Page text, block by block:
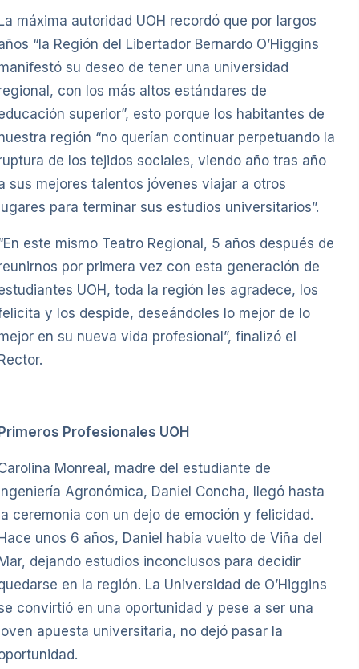
máxima autoridad UOH recordó que por largos
“la Región del Libertador Bernardo O’Higgins
su deseo de tener una universidad
con los más altos estándares de
superior”, esto porque los habitantes de
región “no querían continuar perpetuando la
de los tejidos sociales, viendo año tras año
sus mejores talentos jóvenes viajar a otros
para terminar sus estudios universitarios”.
este mismo Teatro Regional, 5 años después de
por primera vez con esta generación de
UOH, toda la región les agradece, los
y los despide, deseándoles lo mejor de lo
en su nueva vida profesional”, finalizó el
Profesionales UOH
Monreal, madre del estudiante de
Agronómica, Daniel Concha, llegó hasta
ceremonia con un dejo de emoción y felicidad.
unos 6 años, Daniel había vuelto de Viña del
dejando estudios inconclusos para decidir
en la región. La Universidad de O’Higgins
convirtió en una oportunidad y pese a ser una
apuesta universitaria, no dejó pasar la